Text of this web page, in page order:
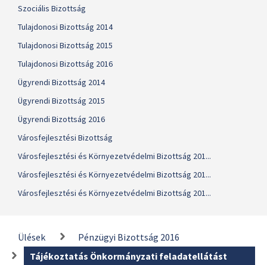
Szociális Bizottság
Tulajdonosi Bizottság 2014
Tulajdonosi Bizottság 2015
Tulajdonosi Bizottság 2016
Ügyrendi Bizottság 2014
Ügyrendi Bizottság 2015
Ügyrendi Bizottság 2016
Városfejlesztési Bizottság
Városfejlesztési és Környezetvédelmi Bizottság 201...
Városfejlesztési és Környezetvédelmi Bizottság 201...
Városfejlesztési és Környezetvédelmi Bizottság 201...
Ülések
Pénzügyi Bizottság 2016
Tájékoztatás Önkormányzati feladatellátást